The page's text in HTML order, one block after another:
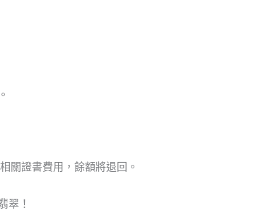
關證書費用，餘額將退回。
翠！